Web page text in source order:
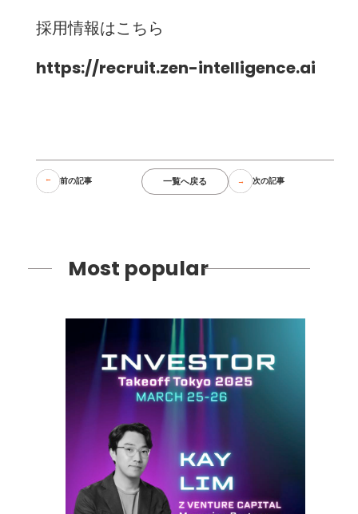
採用情報はこちら
https://recruit.zen-intelligence.ai
前の記事 一覧へ戻る 次の記事
Most popular